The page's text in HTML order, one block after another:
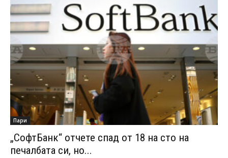
Пари
„СофтБанк“ отчете спад от 18 на сто на
печалбата си, но...